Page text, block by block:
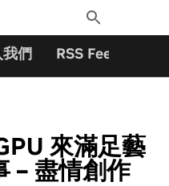
Toggle
Search
們 RSS Feeds
來滿足藝
– 盡情創作